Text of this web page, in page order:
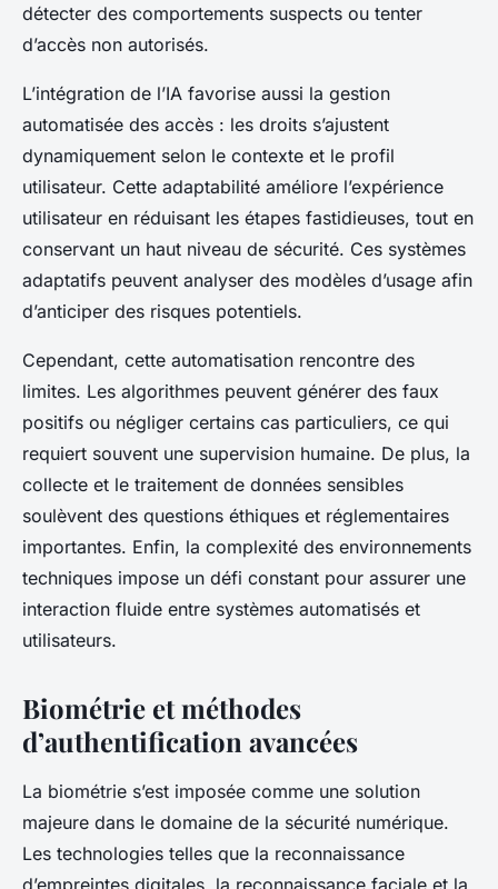
détecter des comportements suspects ou tenter
d’accès non autorisés.
L’intégration de l’IA favorise aussi la gestion
automatisée des accès : les droits s’ajustent
dynamiquement selon le contexte et le profil
utilisateur. Cette adaptabilité améliore l’expérience
utilisateur en réduisant les étapes fastidieuses, tout en
conservant un haut niveau de sécurité. Ces systèmes
adaptatifs peuvent analyser des modèles d’usage afin
d’anticiper des risques potentiels.
Cependant, cette automatisation rencontre des
limites. Les algorithmes peuvent générer des faux
positifs ou négliger certains cas particuliers, ce qui
requiert souvent une supervision humaine. De plus, la
collecte et le traitement de données sensibles
soulèvent des questions éthiques et réglementaires
importantes. Enfin, la complexité des environnements
techniques impose un défi constant pour assurer une
interaction fluide entre systèmes automatisés et
utilisateurs.
Biométrie et méthodes
d’authentification avancées
La biométrie s’est imposée comme une solution
majeure dans le domaine de la sécurité numérique.
Les technologies telles que la reconnaissance